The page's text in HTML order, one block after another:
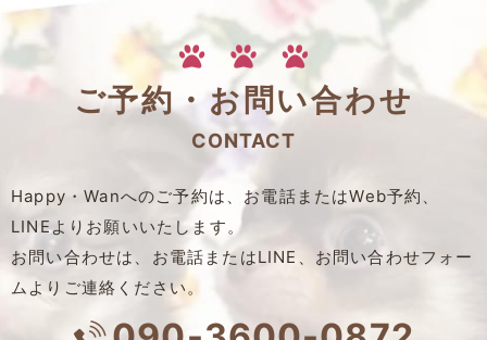
ご予約・お問い合わせ
CONTACT
Happy・Wanへのご予約は、お電話またはWeb予約、
LINEよりお願いいたします。
お問い合わせは、お電話またはLINE、お問い合わせフォー
ムよりご連絡ください。